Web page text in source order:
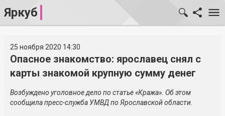
Яркуб
25 ноября 2020 14:30
Опасное знакомство: ярославец снял с
карты знакомой крупную сумму денег
Возбуждено уголовное дело по статье «Кража». Об этом
сообщила пресс-служба УМВД по Ярославской области.